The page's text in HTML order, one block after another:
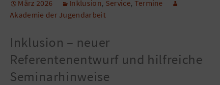
März 2026 Inklusion, Service, Termine
Akademie der Jugendarbeit
Inklusion – neuer
Referentenentwurf und hilfreiche
Seminarhinweise